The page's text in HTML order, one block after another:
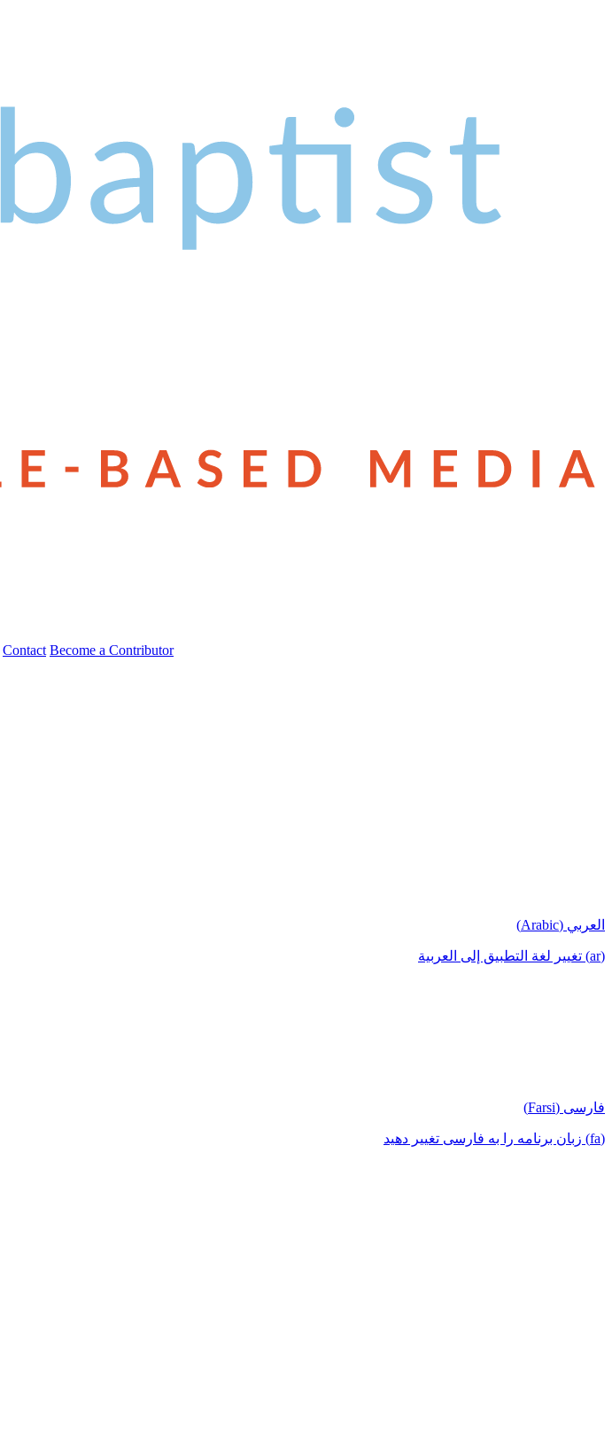
Contact Become a Contributor
العربي (Arabic)
(ar) تغيير لغة التطبيق إلى العربية
فارسی (Farsi)
(fa) زبان برنامه را به فارسی تغییر دهید